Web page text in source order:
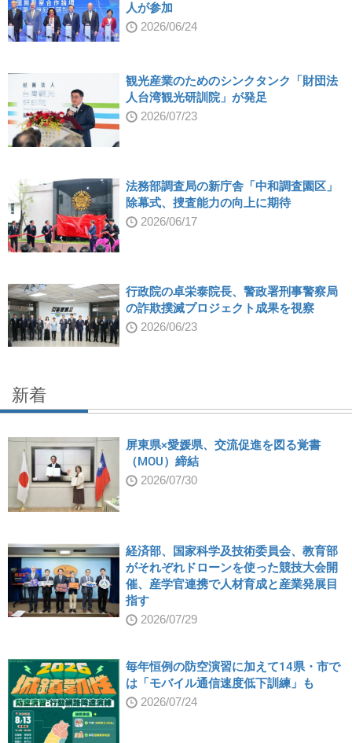
人が参加
2026/06/24
観光産業のためのシンクタンク「財団法
人台湾観光研訓院」が発足
2026/07/23
法務部調査局の新庁舎「中和調査園区」
除幕式、捜査能力の向上に期待
2026/06/17
行政院の卓栄泰院長、警政署刑事警察局
の詐欺撲滅プロジェクト成果を視察
2026/06/23
新着
屏東県×愛媛県、交流促進を図る覚書
（MOU）締結
2026/07/30
経済部、国家科学及技術委員会、教育部
がそれぞれドローンを使った競技大会開
催、産学官連携で人材育成と産業発展目
指す
2026/07/29
毎年恒例の防空演習に加えて14県・市で
は「モバイル通信速度低下訓練」も
2026/07/24